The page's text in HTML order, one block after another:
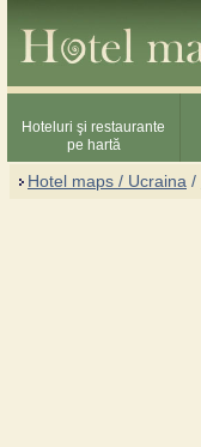
Hoteluri şi restaurante
pe hartă
Hotel maps / Ucraina /